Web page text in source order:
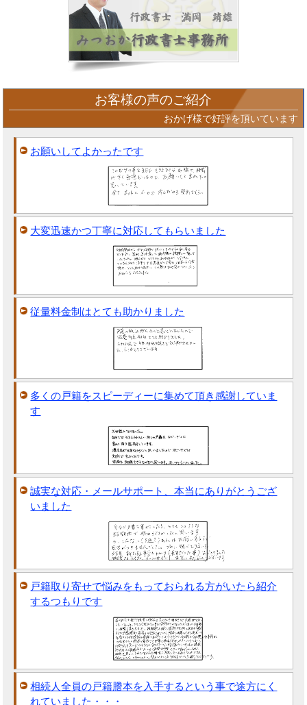
お客様の声のご紹介
おかげ様で好評を頂いています
お願いしてよかったです
大変迅速かつ丁寧に対応してもらいました
従量料金制はとても助かりました
多くの戸籍をスピーディーに集めて頂き感謝していま
す
誠実な対応・メールサポート、本当にありがとうござ
いました
戸籍取り寄せで悩みをもっておられる方がいたら紹介
するつもりです
相続人全員の戸籍謄本を入手するという事で途方にく
れていました・・・